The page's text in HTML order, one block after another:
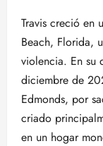
Travis creció en
Beach, Florida,
violencia. En su
diciembre de
Edmonds, por
criado
en un hogar